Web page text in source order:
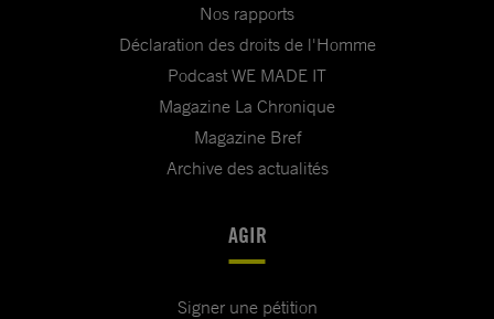
Nos rapports
Déclaration des droits de l'Homme
Podcast WE MADE IT
Magazine La Chronique
Magazine Bref
Archive des actualités
AGIR
Signer une pétition